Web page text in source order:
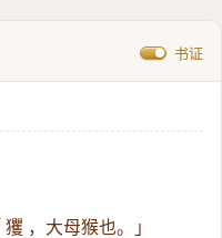
书证
玃 ，大母猴也。」